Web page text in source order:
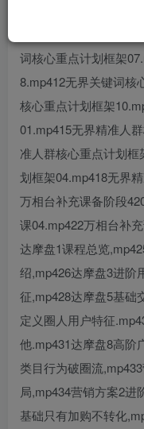
词核心重点计划框架
05.mp409无界关键词
词核心重点计划框架
8.mp412无界关键词核
核心重点计划框架
01.mp415无界精准人
准人群核心重点计划
划框架04.mp418无界
万相台补充课备阶段
课04.mp422万相台补
达摩盘1课程总览
绍,mp426达摩盘3进阶
征,mp428达摩盘5基础
定义圈人用户特征
他.mp431达摩盘8高阶
类目行为破圈流
局,mp434营销方案2进
基础只有加购不转化